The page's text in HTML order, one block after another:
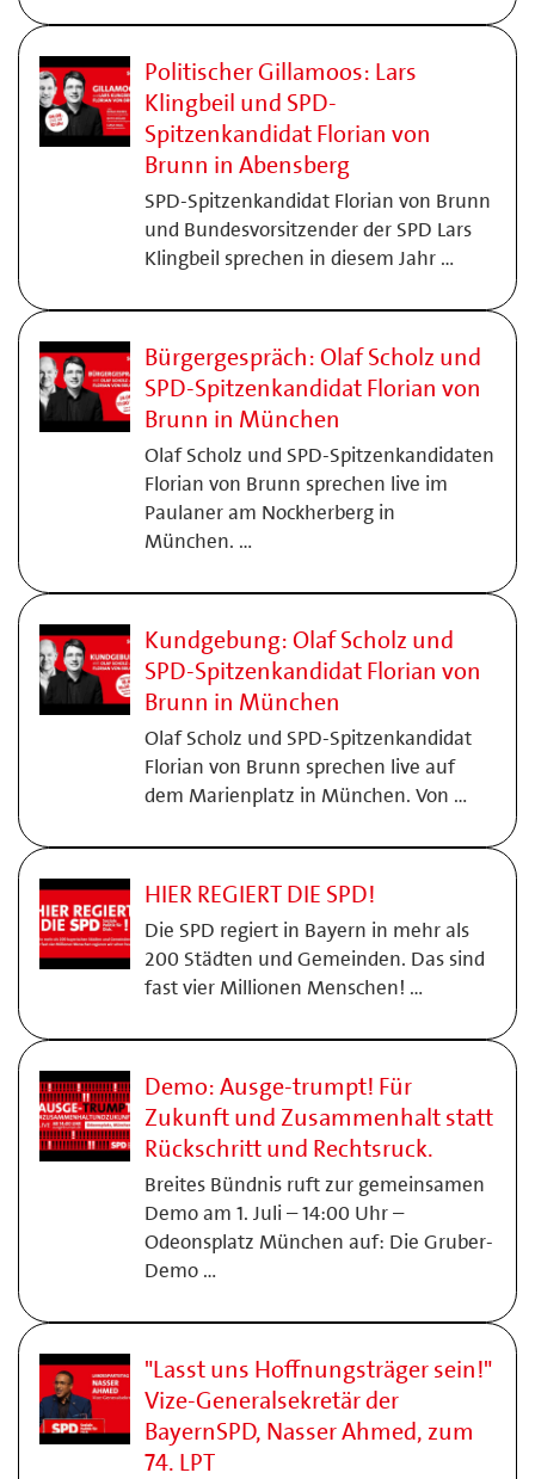
Politischer Gillamoos: Lars
Klingbeil und SPD-
Spitzenkandidat Florian von
Brunn in Abensberg
SPD-Spitzenkandidat Florian von Brunn
und Bundesvorsitzender der SPD Lars
Klingbeil sprechen in diesem Jahr …
Bürgergespräch: Olaf Scholz und
SPD-Spitzenkandidat Florian von
Brunn in München
Olaf Scholz und SPD-Spitzenkandidaten
Florian von Brunn sprechen live im
Paulaner am Nockherberg in
München. …
Kundgebung: Olaf Scholz und
SPD-Spitzenkandidat Florian von
Brunn in München
Olaf Scholz und SPD-Spitzenkandidat
Florian von Brunn sprechen live auf
dem Marienplatz in München. Von …
HIER REGIERT DIE SPD!
Die SPD regiert in Bayern in mehr als
200 Städten und Gemeinden. Das sind
fast vier Millionen Menschen! …
Demo: Ausge-trumpt! Für
Zukunft und Zusammenhalt statt
Rückschritt und Rechtsruck.
Breites Bündnis ruft zur gemeinsamen
Demo am 1. Juli – 14:00 Uhr –
Odeonsplatz München auf: Die Gruber-
Demo …
"Lasst uns Hoffnungsträger sein!"
Vize-Generalsekretär der
BayernSPD, Nasser Ahmed, zum
74. LPT